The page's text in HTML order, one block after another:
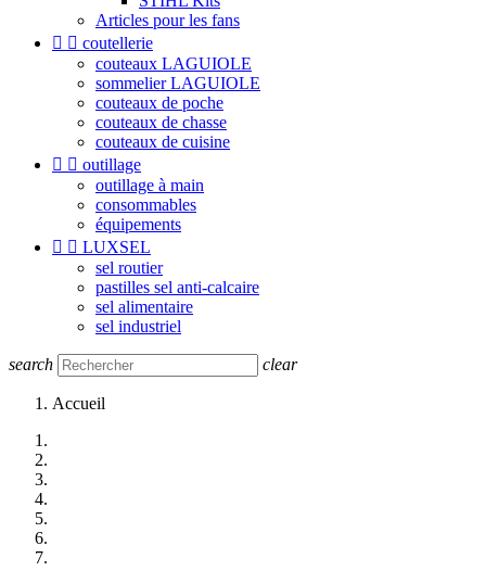
Articles pour les fans
  coutellerie
couteaux LAGUIOLE
sommelier LAGUIOLE
couteaux de poche
couteaux de chasse
couteaux de cuisine
  outillage
outillage à main
consommables
équipements
  LUXSEL
sel routier
pastilles sel anti-calcaire
sel alimentaire
sel industriel
search clear
Accueil